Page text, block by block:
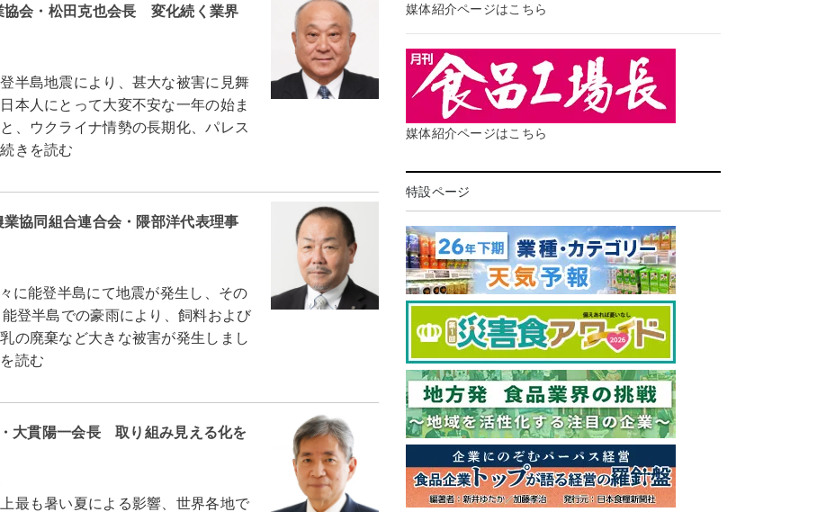
協会・松田克也会長 変化続く業界
半島地震により、甚大な被害に見舞
本人にとって大変不安な一年の始ま
、ウクライナ情勢の長期化、パレス
きを読む
協同組合連合会・隈部洋代表理事
能登半島にて地震が発生し、その
登半島での豪雨により、飼料および
の廃棄など大きな被害が発生しまし
読む
大貫陽一会長 取り組み見える化を
最も暑い夏による影響、世界各地で
媒体紹介ページはこちら
媒体紹介ページはこちら
特設ページ